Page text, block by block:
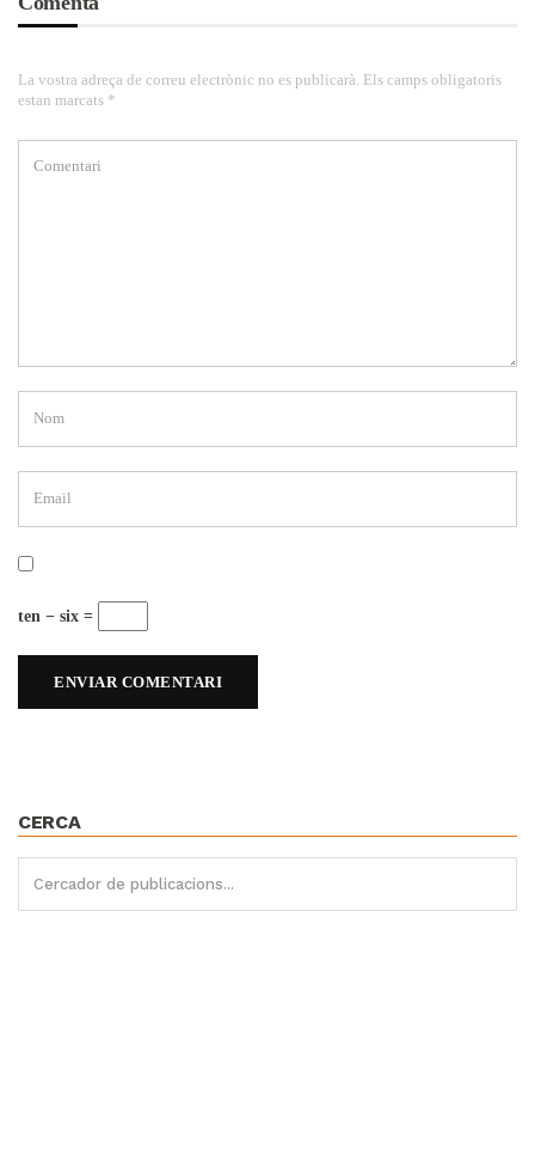
La vostra adreça de correu electrònic no es publicarà. Els camps obligatoris
estan marcats *
ten − six =
CERCA